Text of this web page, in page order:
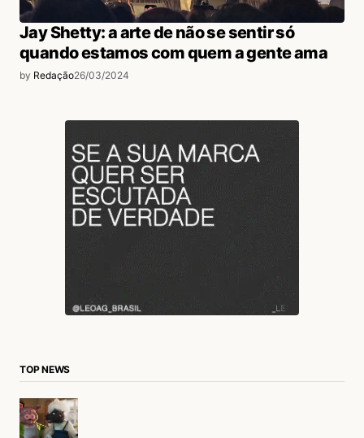
Jay Shetty: a arte de não se sentir só
quando estamos com quem a gente ama
by Redação26/03/2024
TOP NEWS